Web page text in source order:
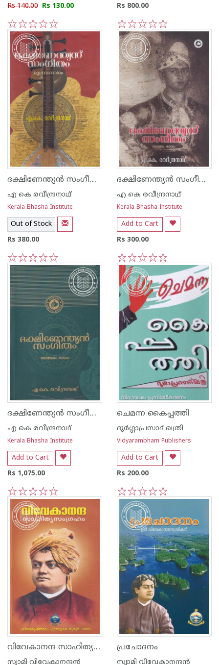
Rs 140.00 Rs 130.00
5
4
3
2
1
Rs 800.00
5
4
3
2
1
ദക്ഷിണേന്ത്യന്‍ സംഗീതം - ഭാഗം - 3
എ കെ രവീന്ദ്രനാഥ്
Kerala Bhasha Institute
Out of Stock
Rs 380.00
5
4
3
2
1
ദക്ഷിണേന്ത്യന്‍ സംഗീതം - ഭാഗം - 4
എ കെ രവീന്ദ്രനാഥ്
Kerala Bhasha Institute
Add to Cart
Rs 300.00
5
4
3
2
1
ദക്ഷിണേന്ത്യന്‍ സംഗീതം- ഭാഗം - 5
എ കെ രവീന്ദ്രനാഥ്
Kerala Bhasha Institute
Add to Cart
Rs 1,075.00
5
4
3
2
1
ചെമന്ന കൈപ്പത്തി
ദുര്‍ഗ്ഗാപ്രസാദ് ഖത്രി
Vidyarambham Publishers
Add to Cart
Rs 200.00
5
4
3
2
1
വിവേകാനന്ദ സാഹിത്യ സംഗ്രഹം
സ്വാമി വിവേകാനന്ദന്‍‌
പ്രചോദനം
സ്വാമി വിവേകാനന്ദന്‍‌